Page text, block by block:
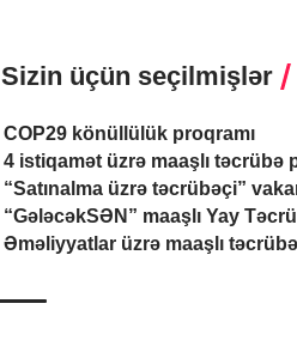
Sizin üçün seçilmişlər
COP29 könüllülük proqramı
4 istiqamət üzrə maaşlı təcrübə
“Satınalma üzrə təcrübəçi”
“GələcəkSƏN” maaşlı Yay
Əməliyyatlar üzrə maaşlı